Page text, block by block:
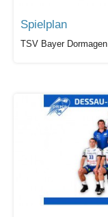
Spielplan
TSV Bayer Dormagen